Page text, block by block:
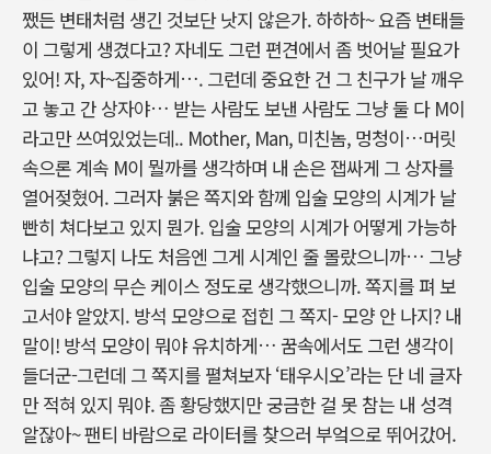
쨌든 변태처럼 생긴 것보단 낫지 않은가. 하하하~ 요즘 변태들
이 그렇게 생겼다고? 자네도 그런 편견에서 좀 벗어날 필요가
있어! 자, 자~집중하게…. 그런데 중요한 건 그 친구가 날 깨우
고 놓고 간 상자야… 받는 사람도 보낸 사람도 그냥 둘 다 M이
라고만 쓰여있었는데.. Mother, Man, 미친놈, 멍청이…머릿
속으론 계속 M이 뭘까를 생각하며 내 손은 잽싸게 그 상자를
열어젖혔어. 그러자 붉은 쪽지와 함께 입술 모양의 시계가 날
빤히 쳐다보고 있지 뭔가. 입술 모양의 시계가 어떻게 가능하
냐고? 그렇지 나도 처음엔 그게 시계인 줄 몰랐으니까… 그냥
입술 모양의 무슨 케이스 정도로 생각했으니까. 쪽지를 펴 보
고서야 알았지. 방석 모양으로 접힌 그 쪽지- 모양 안 나지? 내
말이! 방석 모양이 뭐야 유치하게… 꿈속에서도 그런 생각이
들더군-그런데 그 쪽지를 펼쳐보자 ‘태우시오’라는 단 네 글자
만 적혀 있지 뭐야. 좀 황당했지만 궁금한 걸 못 참는 내 성격
알잖아~ 팬티 바람으로 라이터를 찾으러 부엌으로 뛰어갔어.